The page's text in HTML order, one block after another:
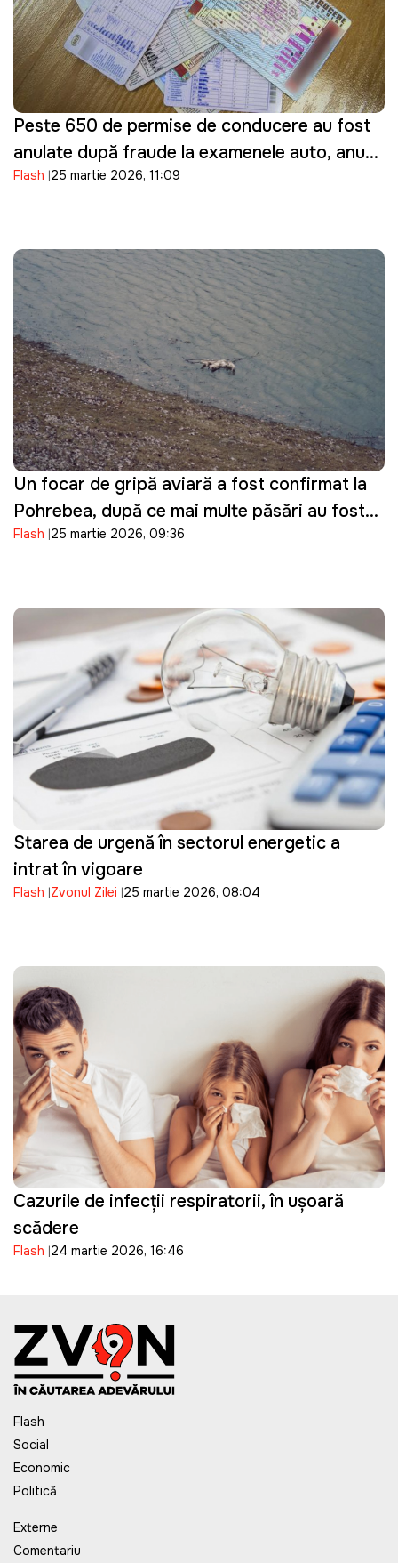
Peste 650 de permise de conducere au fost
anulate după fraude la examenele auto, anunţă
ASP
Flash 25 martie 2026, 11:09
Un focar de gripă aviară a fost confirmat la
Pohrebea, după ce mai multe păsări au fost
descoperite moarte pe Nistru
Flash 25 martie 2026, 09:36
Starea de urgență în sectorul energetic a
intrat în vigoare
Flash Zvonul Zilei 25 martie 2026, 08:04
Cazurile de infecții respiratorii, în ușoară
scădere
Flash 24 martie 2026, 16:46
Flash
Social
Economic
Politică
Externe
Comentariu